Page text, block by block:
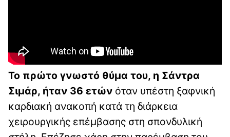
Το πρώτο γνωστό θύμα του, η Σάντρα
Σιμάρ, ήταν 36 ετών όταν υπέστη ξαφνική
καρδιακή ανακοπή κατά τη διάρκεια
χειρουργικής επέμβασης στη σπονδυλική